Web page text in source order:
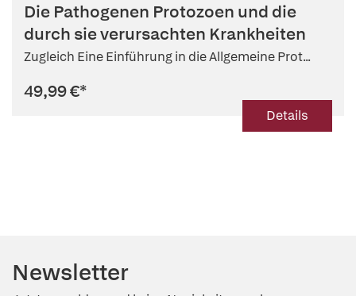
Die Pathogenen Protozoen und die
durch sie verursachten Krankheiten
Zugleich Eine Einführung in die Allgemeine Prot...
49,99 €*
Details
Newsletter